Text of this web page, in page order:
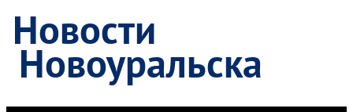
Новости
Новоуральска